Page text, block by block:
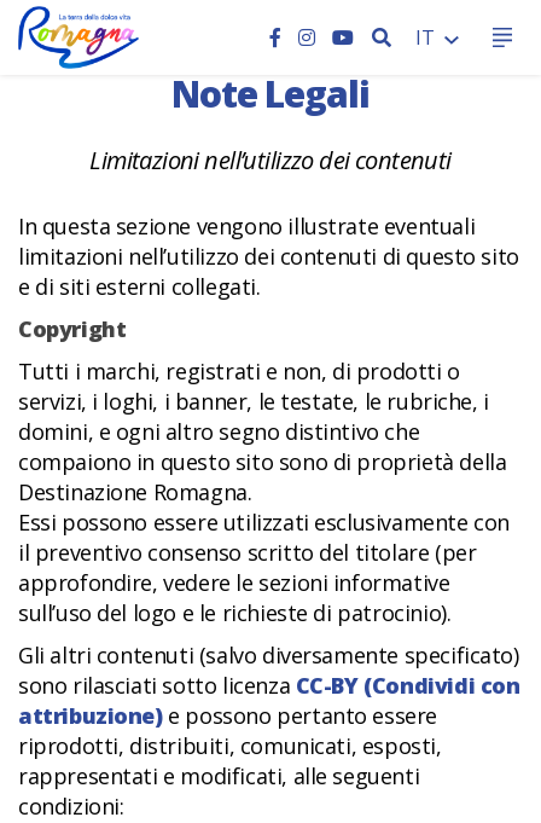
CERCA
IT
HOME
Note Legali
Limitazioni nell’utilizzo dei contenuti
In questa sezione vengono illustrate eventuali
limitazioni nell’utilizzo dei contenuti di questo sito
e di siti esterni collegati.
Copyright
Tutti i marchi, registrati e non, di prodotti o
servizi, i loghi, i banner, le testate, le rubriche, i
domini, e ogni altro segno distintivo che
compaiono in questo sito sono di proprietà della
Destinazione Romagna.
Essi possono essere utilizzati esclusivamente con
il preventivo consenso scritto del titolare (per
approfondire, vedere le sezioni informative
sull’uso del logo e le richieste di patrocinio).
Gli altri contenuti (salvo diversamente specificato)
sono rilasciati sotto licenza CC-BY (Condividi con
attribuzione)e possono pertanto essere
riprodotti, distribuiti, comunicati, esposti,
rappresentati e modificati, alle seguenti
condizioni: